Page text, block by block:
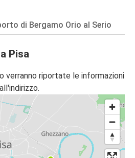
di Bergamo Orio al Serio
Pisa
verranno riportate le informazioni